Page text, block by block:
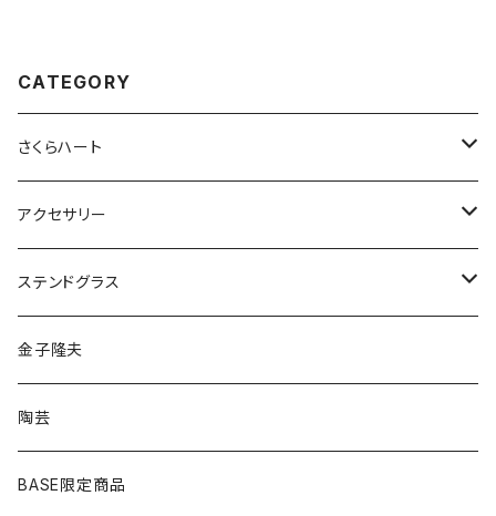
CATEGORY
さくらハート
ペンダント
ゴールド
シルバー
ピアス
ゴールド
シルバー
アクセサリー
ネックレス
ピアス
イヤリング
ヘアゴム
ステンドグラス
アクセサリー
イヤリング
ピアス
雑貨・小物
金子隆夫
陶芸
BASE限定商品